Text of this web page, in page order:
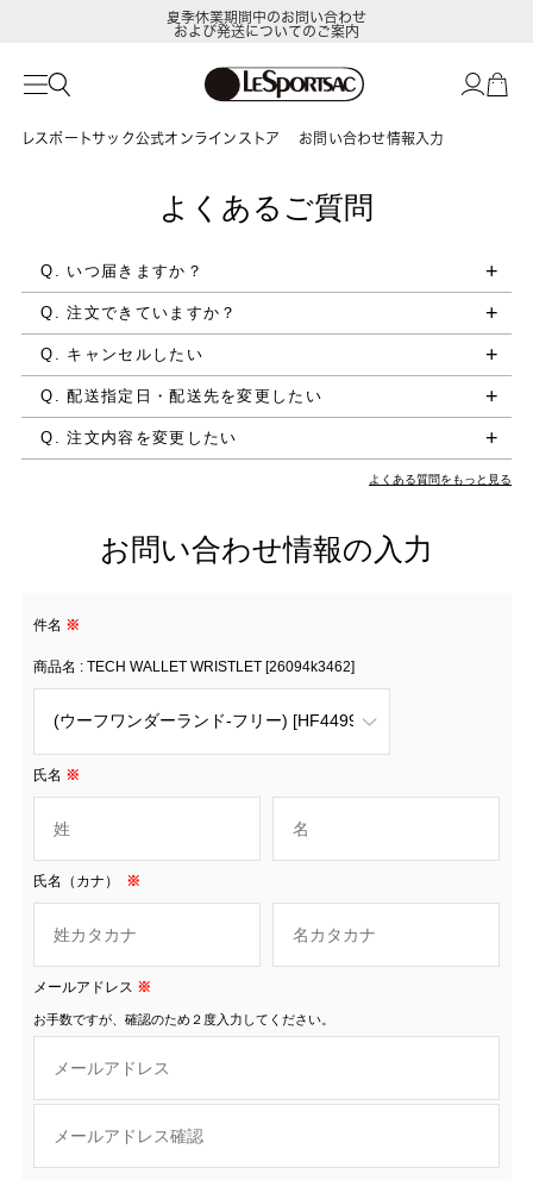
夏季休業期間中のお問い合わせ
および発送についてのご案内
レスポートサック公式オンラインストア お問い合わせ情報入力
よくあるご質問
Q. いつ届きますか？
Q. 注文できていますか？
Q. キャンセルしたい
Q. 配送指定日・配送先を変更したい
Q. 注文内容を変更したい
よくある質問をもっと見る
お問い合わせ情報の入力
件名 ※
商品名 : TECH WALLET WRISTLET [26094k3462]
氏名 ※
氏名（カナ） ※
メールアドレス ※
お手数ですが、確認のため２度入力してください。